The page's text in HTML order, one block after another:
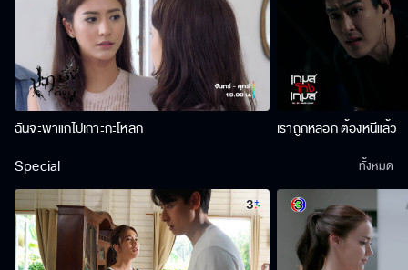
ฉันจะพาแกไปเกาะกะโหลก เราถูกหลอก ต้องหนีแล้ว
Special ทั้งหมด